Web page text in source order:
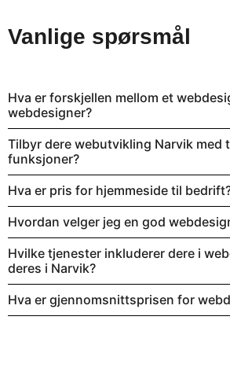
Vanlige spørsmål
Hva er forskjellen mellom et
webdesigner?
Tilbyr dere webutvikling Narvik med
funksjoner?
Hva er pris for hjemmeside til
Hvordan velger jeg en god
Hvilke tjenester inkluderer dere i
deres i Narvik?
Hva er gjennomsnittsprisen for